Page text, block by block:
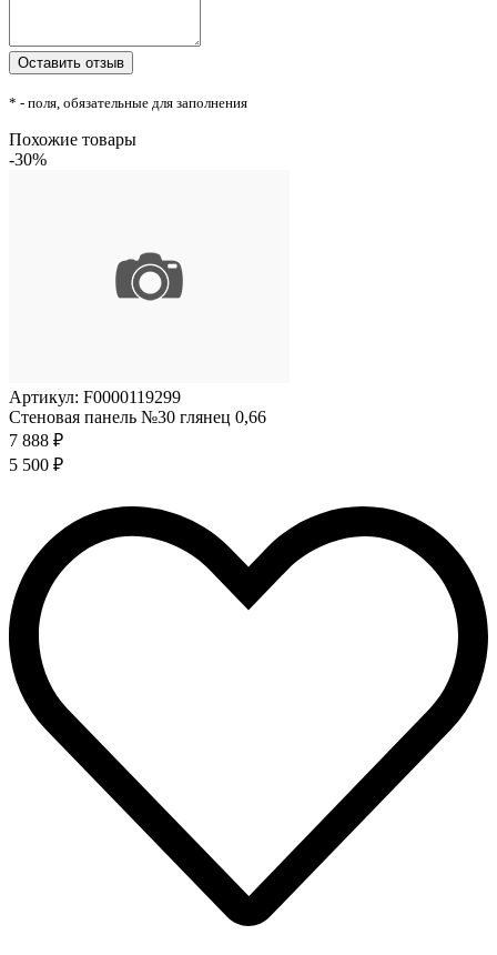
* - поля, обязательные для заполнения
Похожие товары
-30%
Артикул: F0000119299
Стеновая панель №30 глянец 0,66
7 888 ₽
5 500 ₽